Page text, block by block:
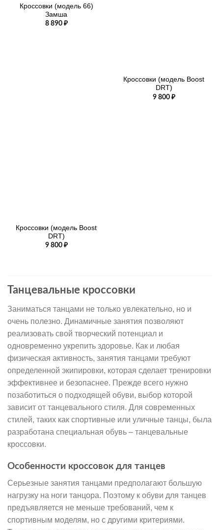
Кроссовки (модель 66)
Замша
8 890 ₽
Кроссовки (модель Boost
DRT)
9 800 ₽
Кроссовки (модель Boost
DRT)
9 800 ₽
Танцевальные кроссовки
Заниматься танцами не только увлекательно, но и
очень полезно. Динамичные занятия позволяют
реализовать свой творческий потенциал и
одновременно укрепить здоровье. Как и любая
физическая активность, занятия танцами требуют
определенной экипировки, которая сделает тренировки
эффективнее и безопаснее. Прежде всего нужно
позаботиться о подходящей обуви, выбор которой
зависит от танцевального стиля. Для современных
стилей, таких как спортивные или уличные танцы, была
разработана специальная обувь – танцевальные
кроссовки.
Особенности кроссовок для танцев
Серьезные занятия танцами предполагают большую
нагрузку на ноги танцора. Поэтому к обуви для танцев
предъявляется не меньше требований, чем к
спортивным моделям, но с другими критериями.